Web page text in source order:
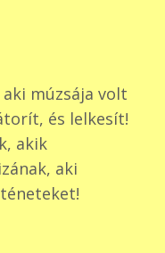
múzsája volt
és lelkesít!
akik
aki